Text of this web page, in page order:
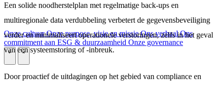
Onze cultuurOnze purpose, visie en missieOns verhaalOns
commitment aan ESG & duurzaamheid Onze governance
Een solide noodherstelplan met regelmatige back-ups en
multiregionale data verdubbeling verbetert de gegevensbeveiliging
verder en minimaliseert operationele verstoringen, zelfs in het geval
van een systeemstoring of -inbreuk.
Door proactief de uitdagingen op het gebied van compliance en